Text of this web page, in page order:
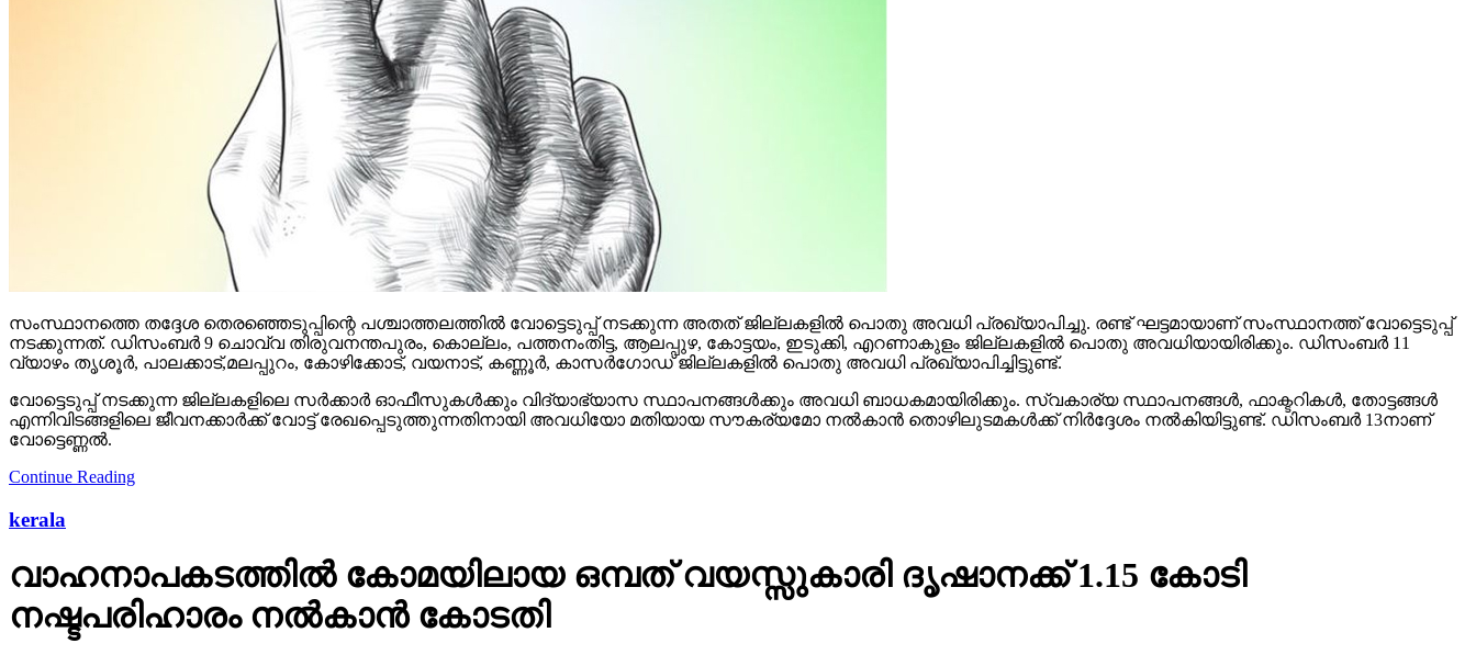
സംസ്ഥാനത്തെ തദ്ദേശ തെരഞ്ഞെടുപ്പിന്റെ പശ്ചാത്തലത്തില്‍ വോട്ടെടുപ്പ് നടക്കുന്ന അതത് ജില്ലകളില്‍ പൊതു അവധി പ്രഖ്യാപിച്ചു. രണ്ട് ഘട്ടമായാണ് സംസ്ഥാനത്ത് വോട്ടെടുപ്പ്
നടക്കുന്നത്. ഡിസംബര്‍ 9 ചൊവ്വ തിരുവനന്തപുരം, കൊല്ലം, പത്തനംതിട്ട, ആലപ്പുഴ, കോട്ടയം, ഇടുക്കി, എറണാകുളം ജില്ലകളില്‍ പൊതു അവധിയായിരിക്കും. ഡിസംബര്‍ 11
വ്യാഴം തൃശൂര്‍, പാലക്കാട്,മലപ്പുറം, കോഴിക്കോട്, വയനാട്, കണ്ണൂര്‍, കാസര്‍ഗോഡ് ജില്ലകളില്‍ പൊതു അവധി പ്രഖ്യാപിച്ചിട്ടുണ്ട്.
വോട്ടെടുപ്പ് നടക്കുന്ന ജില്ലകളിലെ സര്‍ക്കാര്‍ ഓഫീസുകള്‍ക്കും വിദ്യാഭ്യാസ സ്ഥാപനങ്ങള്‍ക്കും അവധി ബാധകമായിരിക്കും. സ്വകാര്യ സ്ഥാപനങ്ങള്‍, ഫാക്ടറികള്‍, തോട്ടങ്ങള്‍
എന്നിവിടങ്ങളിലെ ജീവനക്കാര്‍ക്ക് വോട്ട് രേഖപ്പെടുത്തുന്നതിനായി അവധിയോ മതിയായ സൗകര്യമോ നല്‍കാന്‍ തൊഴിലുടമകള്‍ക്ക് നിര്‍ദ്ദേശം നല്‍കിയിട്ടുണ്ട്. ഡിസംബര്‍ 13നാണ്
വോട്ടെണ്ണല്‍.
Continue Reading
kerala
വാഹനാപകടത്തില്‍ കോമയിലായ ഒമ്പത് വയസ്സുകാരി ദൃഷാനക്ക് 1.15 കോടി
നഷ്ടപരിഹാരം നല്‍കാന്‍ കോടതി